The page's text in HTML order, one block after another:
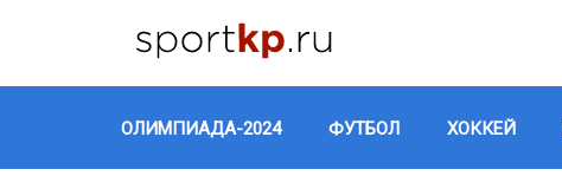
ОЛИМПИАДА-2024 ФУТБОЛ ХОККЕЙ